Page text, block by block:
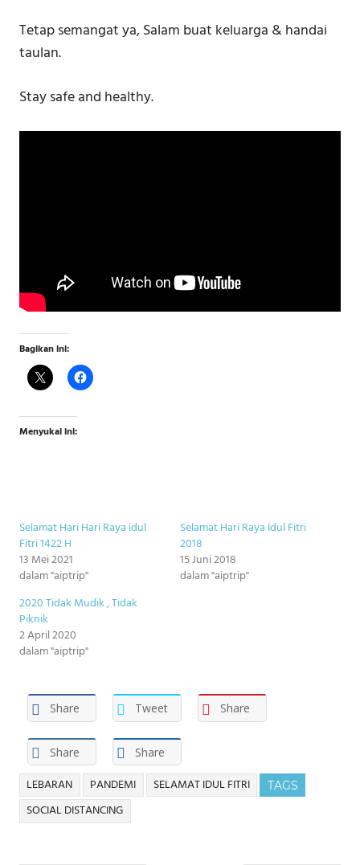
Tetap semangat ya, Salam buat keluarga & handai
taulan.
Stay safe and healthy.
Bagikan ini:
Menyukai ini:
Selamat Hari Hari Raya idul
Fitri 1422 H
13 Mei 2021
dalam "aiptrip"
Selamat Hari Raya Idul Fitri
2018
15 Juni 2018
dalam "aiptrip"
2020 Tidak Mudik , Tidak
Piknik
2 April 2020
dalam "aiptrip"
Share Tweet Share
Share Share
TAGS
LEBARAN PANDEMI
SELAMAT IDUL FITRI
SOCIAL DISTANCING